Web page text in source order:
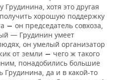
Грудинина, хотя это другая
хорошую поддержку
— он председатель совхоза,
— Грудинин умеет
он умелый организатор
от земли — чего ж такого
понадобились большие
да и в какой-то